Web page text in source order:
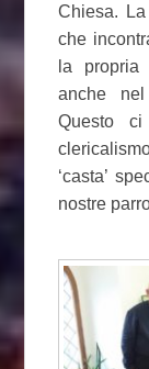
Chiesa.
che
la
anche
Questo
‘casta’
nostre